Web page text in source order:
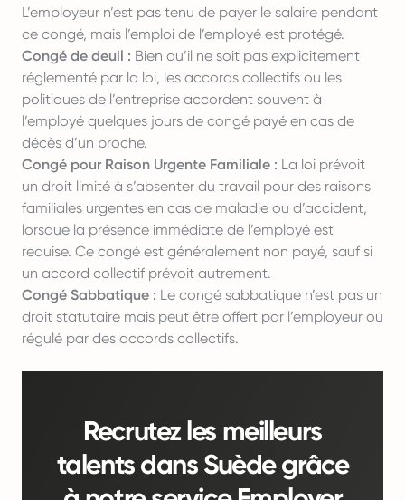
L’employeur n’est pas tenu de payer le salaire pendant
ce congé, mais l’emploi de l’employé est protégé.
Congé de deuil : Bien qu’il ne soit pas explicitement
réglementé par la loi, les accords collectifs ou les
politiques de l’entreprise accordent souvent à
l’employé quelques jours de congé payé en cas de
décès d’un proche.
Congé pour Raison Urgente Familiale : La loi prévoit
un droit limité à s’absenter du travail pour des raisons
familiales urgentes en cas de maladie ou d’accident,
lorsque la présence immédiate de l’employé est
requise. Ce congé est généralement non payé, sauf si
un accord collectif prévoit autrement.
Congé Sabbatique : Le congé sabbatique n’est pas un
droit statutaire mais peut être offert par l’employeur ou
régulé par des accords collectifs.
Recrutez les meilleurs
talents dans Suède grâce